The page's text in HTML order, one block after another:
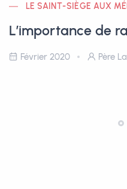
LE SAINT-SIÈGE AUX
L’importance de
Février 2020 Père